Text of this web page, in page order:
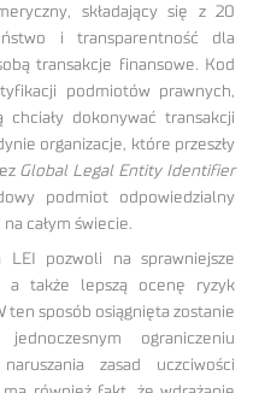
składający się z 20
i transparentność dla
transakcje finansowe. Kod
podmiotów prawnych,
dokonywać transakcji
organizacje, które przeszły
Global Legal Entity Identifier
podmiot odpowiedzialny
całym świecie.
LEI pozwoli na sprawniejsze
a także lepszą ocenę ryzyk
ten sposób osiągnięta zostanie
ograniczeniu
zasad uczciwości